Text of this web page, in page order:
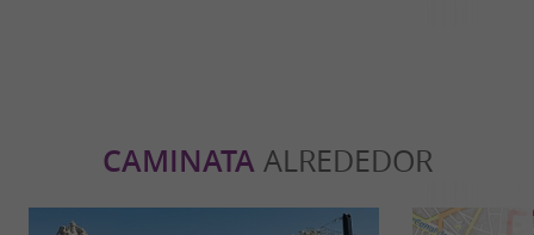
CAMINATAALREDEDOR